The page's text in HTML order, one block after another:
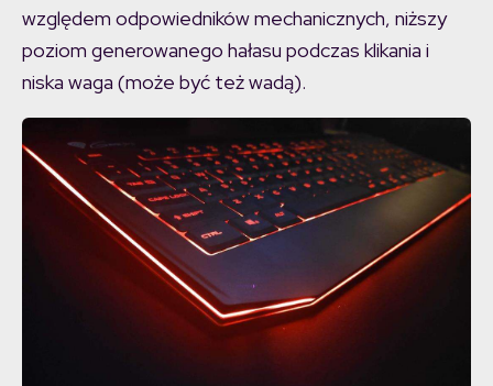
względem odpowiedników mechanicznych, niższy
poziom generowanego hałasu podczas klikania i
niska waga (może być też wadą).